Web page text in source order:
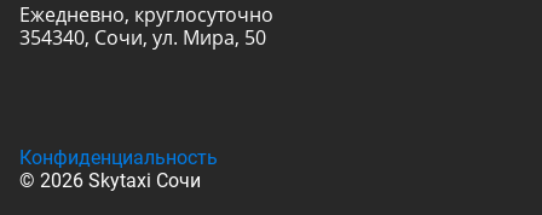
Ежедневно, круглосуточно
354340, Сочи, ул. Мира, 50
© 2026 Skytaxi Сочи
Конфиденциальность